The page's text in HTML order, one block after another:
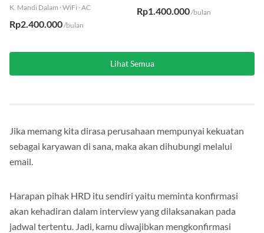
K. Mandi Dalam ·WiFi ·AC
Rp2.400.000/bulan
Rp1.400.000/bulan
Lihat Semua
Jika memang kita dirasa perusahaan mempunyai kekuatan
sebagai karyawan di sana, maka akan dihubungi melalui
email.
Harapan pihak HRD itu sendiri yaitu meminta konfirmasi
akan kehadiran dalam interview yang dilaksanakan pada
jadwal tertentu. Jadi, kamu diwajibkan mengkonfirmasi